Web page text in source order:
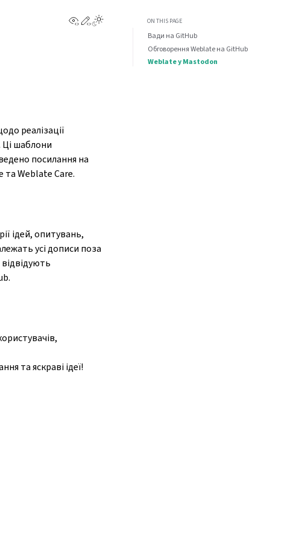
View this page
Edit this page
реалізації
Ці шаблони
посилання на
та Weblate Care.
ідей, опитувань,
усі дописи поза
та яскраві ідеї!
ON THIS PAGE
Вади на GitHub
Обговорення Weblate на GitHub
Weblate у Mastodon